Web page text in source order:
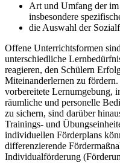
Art und Umfang der
insbesondere
die Auswahl der
Offene Unterrichtsformen
unterschiedliche
reagieren, den Schülern
Miteinanderlernen zu
vorbereitete Lernumgebung,
räumliche und personelle
zu sichern, sind darüber
Trainings- und
individuellen Förderplans
differenzierende
Individualförderung